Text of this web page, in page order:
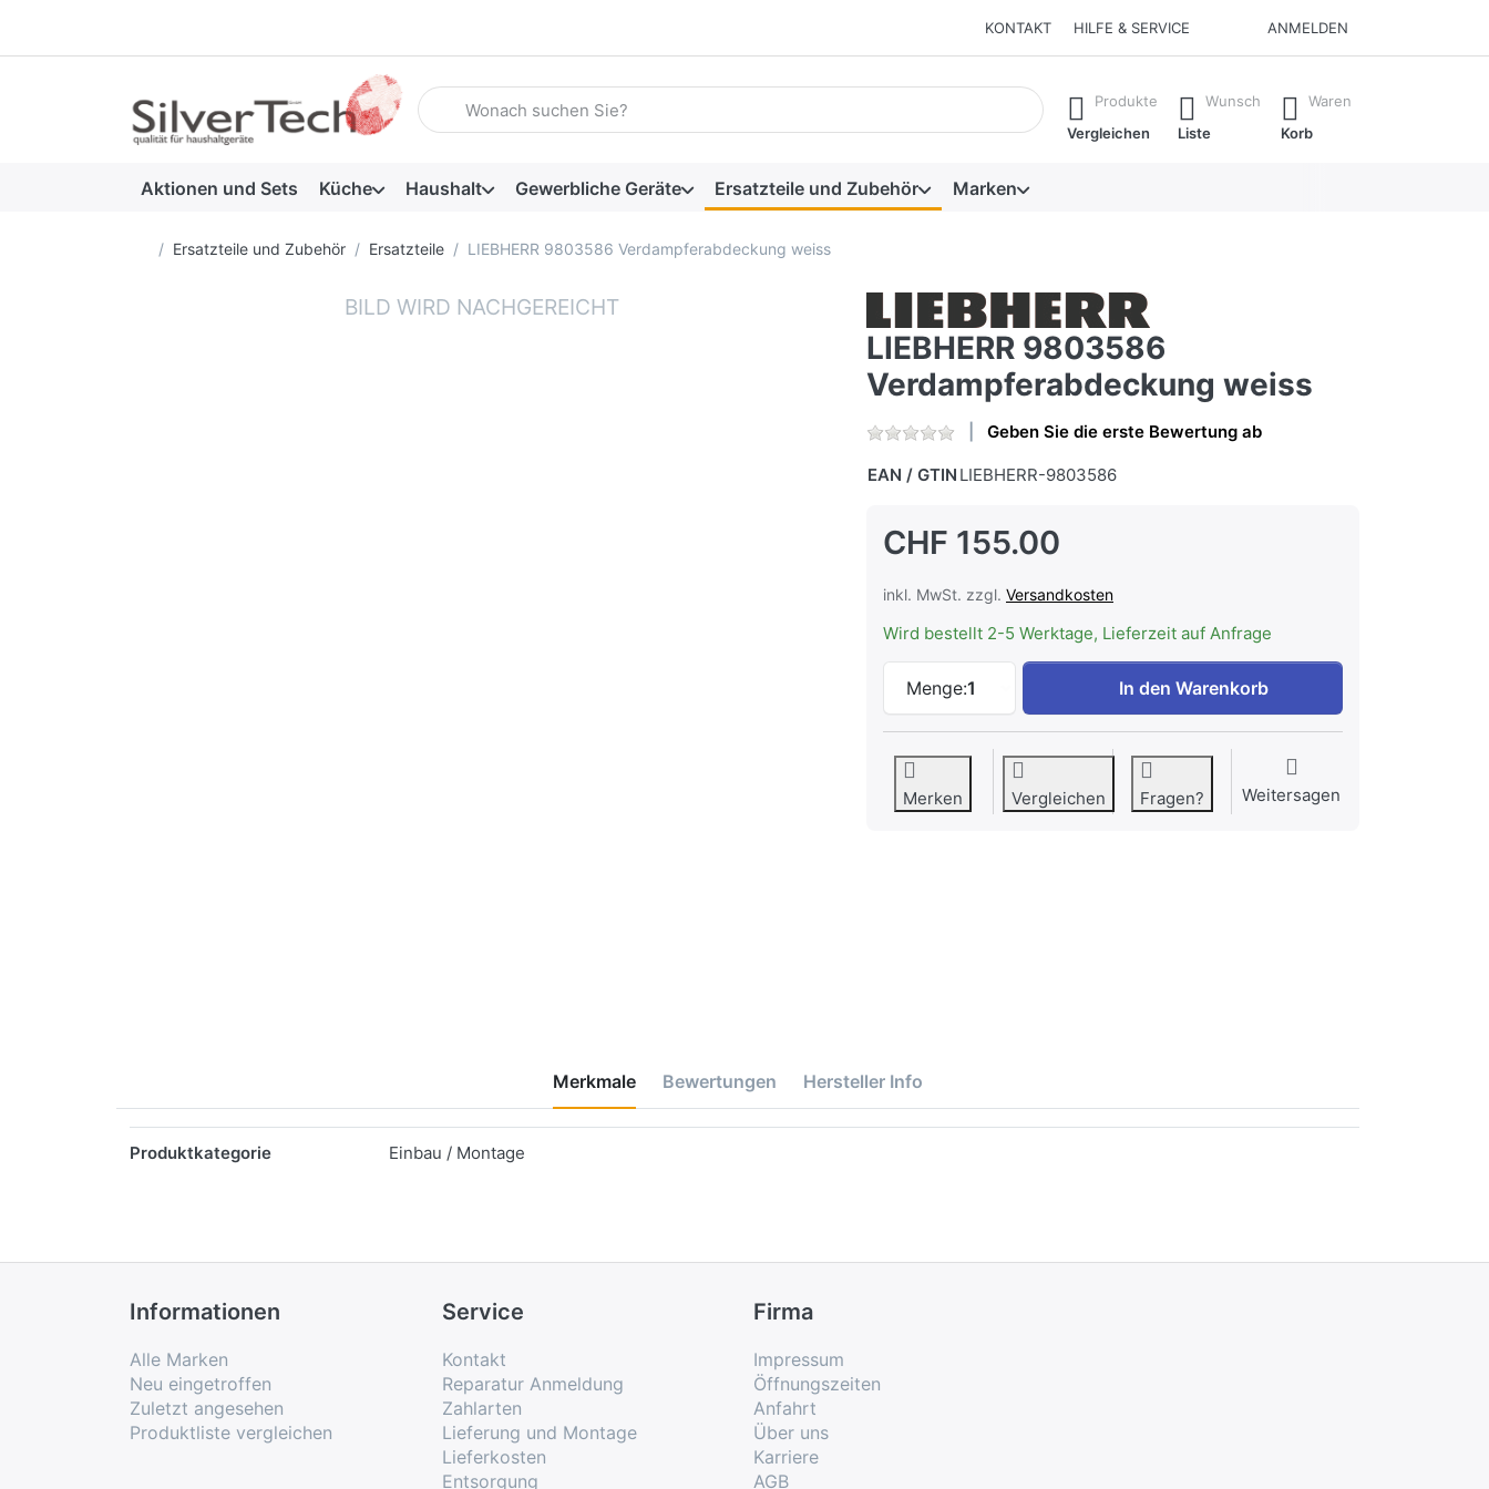
KONTAKT HILFE & SERVICE ANMELDEN
Geben Sie einen Suchbegriff ein. Während Sie tippen, erscheinen automatisch erste Ergebnisse. Drücken Sie die Eingabetaste, um alle
Produkte
Vergleichen
Wunsch
Liste
Waren
Korb
Aktionen und Sets Küche Haushalt Gewerbliche Geräte Ersatzteile und Zubehör Marken
Startseite
Ersatzteile und Zubehör Ersatzteile LIEBHERR 9803586 Verdampferabdeckung weiss
LIEBHERR 9803586
Verdampferabdeckung weiss
Geben Sie die erste Bewertung ab
EAN / GTIN LIEBHERR-9803586
CHF 155.00
inkl. MwSt. zzgl. Versandkosten
Wird bestellt 2-5 Werktage, Lieferzeit auf Anfrage
Menge:1
LIEBHERR 9803586 Verdampferabdeckung weiss zu CHF
In den Warenkorb
Merken Vergleichen Fragen? Weitersagen
Merkmale Bewertungen Hersteller Info
Produktkategorie Einbau / Montage
Informationen
Alle Marken
Neu eingetroffen
Zuletzt angesehen
Produktliste vergleichen
Service
Kontakt
Reparatur Anmeldung
Zahlarten
Lieferung und Montage
Lieferkosten
Entsorgung
Firma
Impressum
Öffnungszeiten
Anfahrt
Über uns
Karriere
AGB